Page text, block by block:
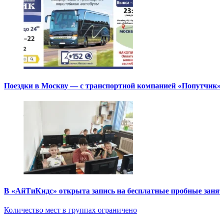
Поездки в Москву — с транспортной компанией «Попутчик»
В «АйТиКидс» открыта запись на бесплатные пробные
Количество мест в группах ограничено